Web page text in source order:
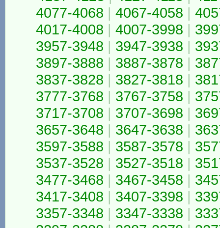
4077-4068 | 4067-4058 |
4017-4008 | 4007-3998 |
3957-3948 | 3947-3938 |
3897-3888 | 3887-3878 |
3837-3828 | 3827-3818 |
3777-3768 | 3767-3758 |
3717-3708 | 3707-3698 |
3657-3648 | 3647-3638 |
3597-3588 | 3587-3578 |
3537-3528 | 3527-3518 |
3477-3468 | 3467-3458 |
3417-3408 | 3407-3398 |
3357-3348 | 3347-3338 |